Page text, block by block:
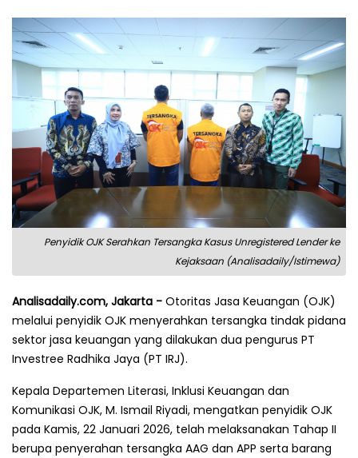
Penyidik OJK Serahkan Tersangka Kasus Unregistered Lender ke
Kejaksaan (Analisadaily/Istimewa)
Analisadaily.com, Jakarta - Otoritas Jasa Keuangan (OJK)
melalui penyidik OJK menyerahkan tersangka tindak pidana
sektor jasa keuangan yang dilakukan dua pengurus PT
Investree Radhika Jaya (PT IRJ).
Kepala Departemen Literasi, Inklusi Keuangan dan
Komunikasi OJK, M. Ismail Riyadi, mengatkan penyidik OJK
pada Kamis, 22 Januari 2026, telah melaksanakan Tahap II
berupa penyerahan tersangka AAG dan APP serta barang